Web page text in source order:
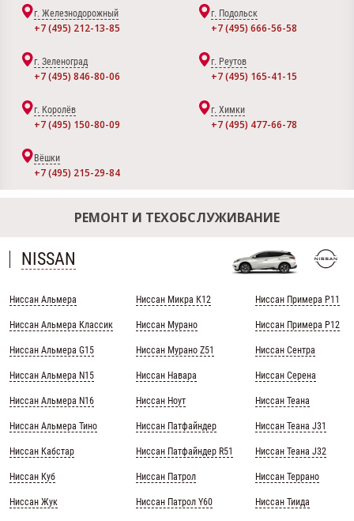
г. Железнодорожный
+7 (495) 212-13-85
г. Подольск
+7 (495) 666-56-58
г. Зеленоград
+7 (495) 846-80-06
г. Реутов
+7 (495) 165-41-15
г. Королёв
+7 (495) 150-80-09
г. Химки
+7 (495) 477-66-78
Вёшки
+7 (495) 215-29-84
РЕМОНТ И ТЕХОБСЛУЖИВАНИЕ
NISSAN
Ниссан Альмера
Ниссан Альмера Классик
Ниссан Альмера G15
Ниссан Альмера N15
Ниссан Альмера N16
Ниссан Альмера Тино
Ниссан Кабстар
Ниссан Куб
Ниссан Жук
Ниссан Микра К12
Ниссан Мурано
Ниссан Мурано Z51
Ниссан Навара
Ниссан Ноут
Ниссан Патфайндер
Ниссан Патфайндер R51
Ниссан Патрол
Ниссан Патрол Y60
Ниссан Примера Р11
Ниссан Примера Р12
Ниссан Сентра
Ниссан Серена
Ниссан Теана
Ниссан Теана J31
Ниссан Теана J32
Ниссан Террано
Ниссан Тиида